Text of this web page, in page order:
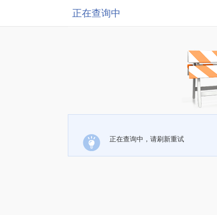
正在查询中
正在查询中，请刷新重试